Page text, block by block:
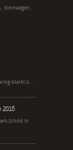
Kleinwagen,
Markt ü...
2016
Schild in